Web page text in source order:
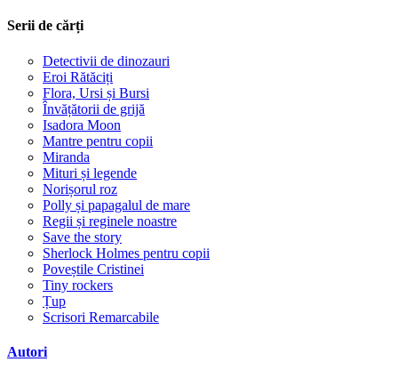
Serii de cărți
Detectivii de dinozauri
Eroi Rătăciți
Flora, Ursi și Bursi
Învățătorii de grijă
Isadora Moon
Mantre pentru copii
Miranda
Mituri și legende
Norișorul roz
Polly și papagalul de mare
Regii și reginele noastre
Save the story
Sherlock Holmes pentru copii
Poveștile Cristinei
Tiny rockers
Țup
Scrisori Remarcabile
Autori